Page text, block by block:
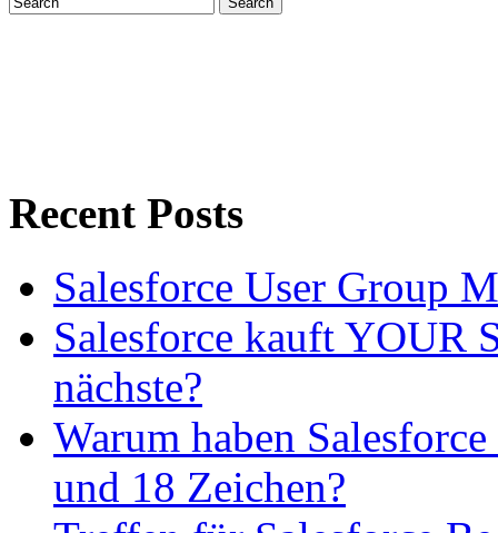
Recent Posts
Salesforce User Group
Salesforce kauft YOUR
nächste?
Warum haben
und 18 Zeichen?